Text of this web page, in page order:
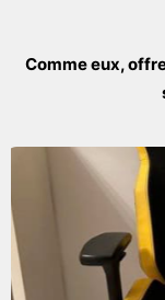
Comme eux,